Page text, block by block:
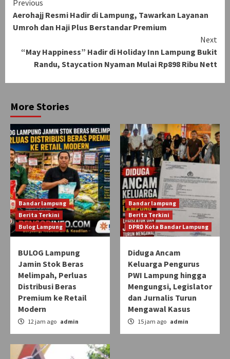
Continue
Reading
Previous
Aerohajj Resmi Hadir di Lampung, Tawarkan Layanan
Umroh dan Haji Plus Berstandar Premium
Next
“May Happiness” Hadir di Holiday Inn Lampung Bukit
Randu, Staycation Nyaman Mulai Rp898 Ribu Nett
More Stories
Bandar lampung
Berita Terkini
Bulog Lampung
BULOG Lampung
Jamin Stok Beras
Melimpah, Perluas
Distribusi Beras
Premium ke Retail
Modern
12 jam ago admin
Bandar lampung
Berita Terkini
DPRD Kota Bandar Lampung
Diduga Ancam
Keluarga Pengurus
PWI Lampung hingga
Mengungsi, Legislator
dan Jurnalis Turun
Mengawal Kasus
15 jam ago admin